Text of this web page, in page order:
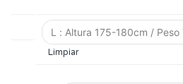
Limpiar